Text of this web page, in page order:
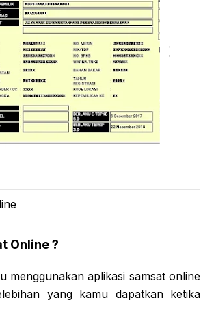
Online ?
menggunakan aplikasi samsat online
yang kamu dapatkan ketika